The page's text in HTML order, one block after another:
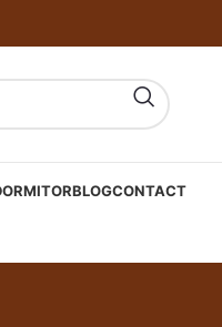
BLOGCONTACT